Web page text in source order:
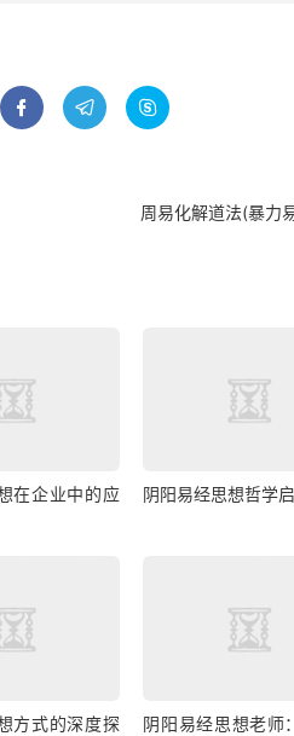
  
周易化解道法(暴力
在企业中的应
阴阳易经思想哲学
方式的深度探
阴阳易经思想老师